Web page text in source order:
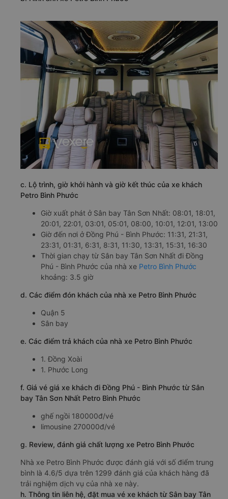
c. Lộ trình, giờ khởi hành và giờ kết thúc của xe khách
Petro Bình Phước
Giờ xuất phát ở Sân bay Tân Sơn Nhất: 08:01, 18:01,
20:01, 22:01, 03:01, 05:01, 08:00, 10:01, 12:01, 13:00
Giờ đến nơi ở Đồng Phú - Bình Phước: 11:31, 21:31,
23:31, 01:31, 6:31, 8:31, 11:30, 13:31, 15:31, 16:30
Thời gian chạy từ Sân bay Tân Sơn Nhất đi Đồng
Phú - Bình Phước của nhà xe Petro Bình Phước
khoảng: 3.5 giờ
d. Các điểm đón khách của nhà xe Petro Bình Phước
Quận 5
Sân bay
e. Các điểm trả khách của nhà xe Petro Bình Phước
1. Đồng Xoài
1. Phước Long
f. Giá vé giá xe khách đi Đồng Phú - Bình Phước từ Sân
bay Tân Sơn Nhất Petro Bình Phước
ghế ngồi 180000đ/vé
limousine 270000đ/vé
g. Review, đánh giá chất lượng xe Petro Bình Phước
Nhà xe Petro Bình Phước được đánh giá với số điểm trung
bình là 4.6/5 dựa trên 1299 đánh giá của khách hàng đã
trải nghiệm dịch vụ của nhà xe này.
h. Thông tin liên hệ, đặt mua vé xe khách từ Sân bay Tân